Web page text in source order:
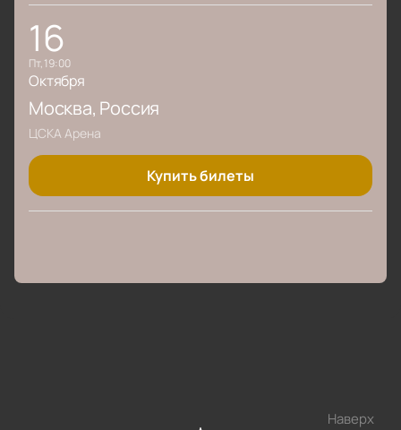
16
пт, 19:00
Октября
Москва, Россия
ЦСКА Арена
Купить билеты
Наверх